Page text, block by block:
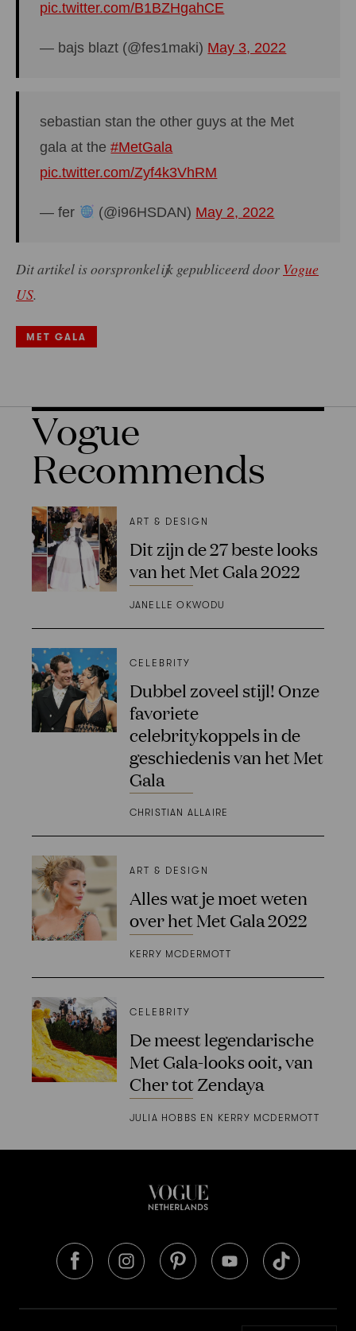
pic.twitter.com/B1BZHgahCE
— bajs blazt (@fes1maki) May 3, 2022
sebastian stan the other guys at the Met
gala at the#MetGala
pic.twitter.com/Zyf4k3VhRM
— fer (@i96HSDAN) May 2, 2022
Dit artikel is oorspronkelijk gepubliceerd door Vogue
US.
MET GALA
Vogue
Recommends
ART & DESIGN
Dit zijn de 27 beste looks
van het Met Gala 2022
JANELLE OKWODU
CELEBRITY
Dubbel zoveel stijl! Onze
favoriete
celebritykoppels in de
geschiedenis van het Met
Gala
CHRISTIAN ALLAIRE
ART & DESIGN
Alles wat je moet weten
over het Met Gala 2022
KERRY MCDERMOTT
CELEBRITY
De meest legendarische
Met Gala-looks ooit, van
Cher tot Zendaya
JULIA HOBBS EN KERRY MCDERMOTT